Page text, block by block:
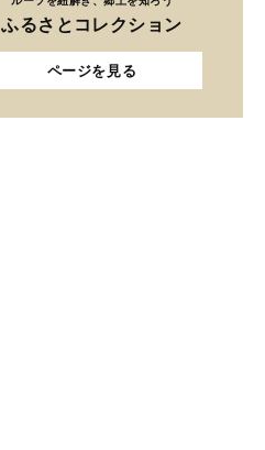
ふるさとコレクション
ページを見る